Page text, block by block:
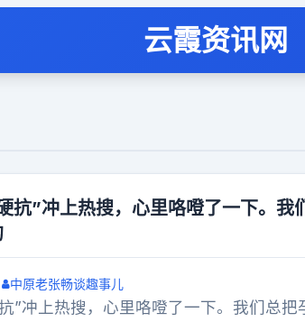
云霞资讯网
抗”冲上热搜，心里咯噔了一下。我
中原老张畅谈趣事儿
”冲上热搜，心里咯噔了一下。我们总